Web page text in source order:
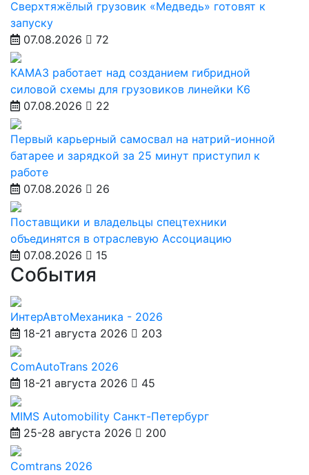
Сверхтяжёлый грузовик «Медведь» готовят к
запуску
07.08.2026
72
КАМАЗ работает над созданием гибридной
силовой схемы для грузовиков линейки К6
07.08.2026
22
Первый карьерный самосвал на натрий-ионной
батарее и зарядкой за 25 минут приступил к
работе
07.08.2026
26
Поставщики и владельцы спецтехники
объединятся в отраслевую Ассоциацию
07.08.2026
15
События
ИнтерАвтоМеханика - 2026
18-21 августа 2026
203
ComAutoTrans 2026
18-21 августа 2026
45
MIMS Automobility Санкт-Петербург
25-28 августа 2026
200
Comtrans 2026